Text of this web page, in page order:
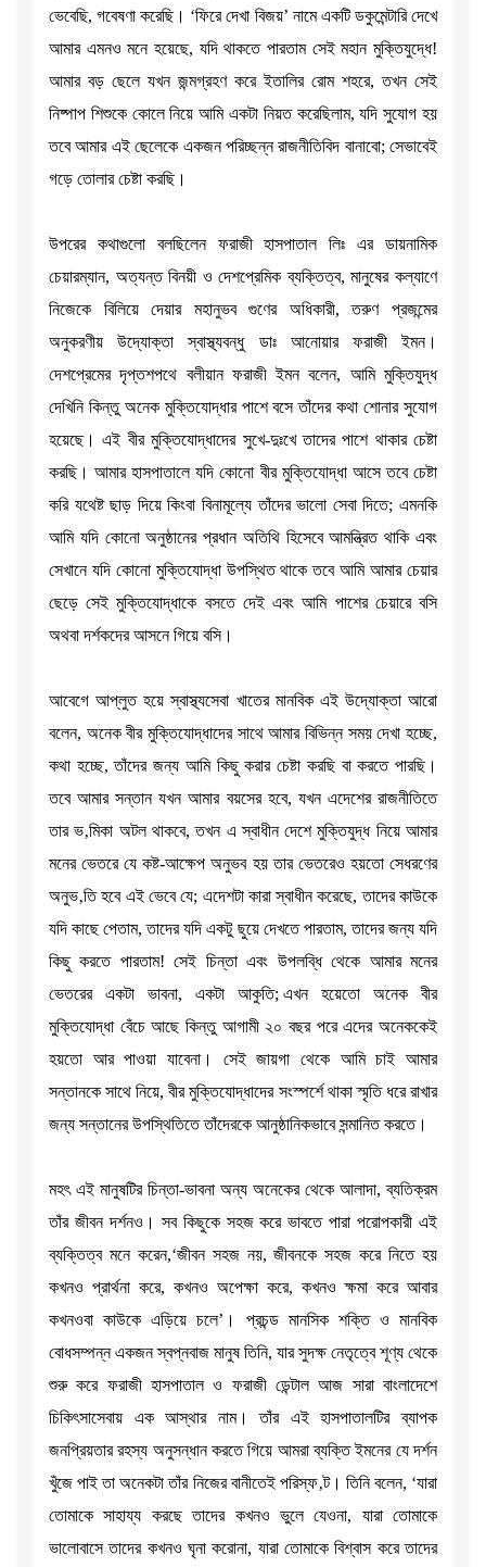
ভেবেছি, গবেষণা করেছি। ‘ফিরে দেখা বিজয়’ নামে একটি ডকুমেন্টারি দেখে
আমার এমনও মনে হয়েছে, যদি থাকতে পারতাম সেই মহান মুক্তিযুদ্ধে!
আমার বড় ছেলে যখন জন্মগ্রহণ করে ইতালির রোম শহরে, তখন সেই
নিষ্পাপ শিশুকে কোলে নিয়ে আমি একটা নিয়ত করেছিলাম, যদি সুযোগ হয়
তবে আমার এই ছেলেকে একজন পরিচ্ছন্ন রাজনীতিবিদ বানাবো; সেভাবেই
গড়ে তোলার চেষ্টা করছি।
উপরের কথাগুলো বলছিলেন ফরাজী হাসপাতাল লিঃ এর ডায়নামিক
চেয়ারম্যান, অত্যন্ত বিনয়ী ও দেশপ্রেমিক ব্যক্তিত্ব, মানুষের কল্যাণে
নিজেকে বিলিয়ে দেয়ার মহানুভব গুণের অধিকারী, তরুণ প্রজন্মের
অনুকরণীয় উদ্যোক্তা স্বাস্থ্যবন্ধু ডাঃ আনোয়ার ফরাজী ইমন।
দেশপ্রেমের দৃপ্তশপথে বলীয়ান ফরাজী ইমন বলেন, আমি মুক্তিযুদ্ধ
দেখিনি কিন্তু অনেক মুক্তিযোদ্ধার পাশে বসে তাঁদের কথা শোনার সুযোগ
হয়েছে। এই বীর মুক্তিযোদ্ধাদের সুখে-দুঃখে তাদের পাশে থাকার চেষ্টা
করছি। আমার হাসপাতালে যদি কোনো বীর মুক্তিযোদ্ধা আসে তবে চেষ্টা
করি যথেষ্ট ছাড় দিয়ে কিংবা বিনামূল্যে তাঁদের ভালো সেবা দিতে; এমনকি
আমি যদি কোনো অনুষ্ঠানের প্রধান অতিথি হিসেবে আমন্ত্রিত থাকি এবং
সেখানে যদি কোনো মুক্তিযোদ্ধা উপস্থিত থাকে তবে আমি আমার চেয়ার
ছেড়ে সেই মুক্তিযোদ্ধাকে বসতে দেই এবং আমি পাশের চেয়ারে বসি
অথবা দর্শকদের আসনে গিয়ে বসি।
আবেগে আপ্লুত হয়ে স্বাস্থ্যসেবা খাতের মানবিক এই উদ্যোক্তা আরো
বলেন, অনেক বীর মুক্তিযোদ্ধাদের সাথে আমার বিভিন্ন সময় দেখা হচ্ছে,
কথা হচ্ছে, তাঁদের জন্য আমি কিছু করার চেষ্টা করছি বা করতে পারছি।
তবে আমার সন্তান যখন আমার বয়সের হবে, যখন এদেশের রাজনীতিতে
তার ভ‚মিকা অটল থাকবে, তখন এ স্বাধীন দেশে মুক্তিযুদ্ধ নিয়ে আমার
মনের ভেতরে যে কষ্ট-আক্ষেপ অনুভব হয় তার ভেতরেও হয়তো সেধরণের
অনুভ‚তি হবে এই ভেবে যে; এদেশটা কারা স্বাধীন করেছে, তাদের কাউকে
যদি কাছে পেতাম, তাদের যদি একটু ছুয়ে দেখতে পারতাম, তাদের জন্য যদি
কিছু করতে পারতাম! সেই চিন্তা এবং উপলব্ধি থেকে আমার মনের
ভেতরের একটা ভাবনা, একটা আকুতি; এখন হয়েতো অনেক বীর
মুক্তিযোদ্ধা বেঁচে আছে কিন্তু আগামী ২০ বছর পরে এদের অনেককেই
হয়তো আর পাওয়া যাবেনা। সেই জায়গা থেকে আমি চাই আমার
সন্তানকে সাথে নিয়ে, বীর মুক্তিযোদ্ধাদের সংস্পর্শে থাকা স্মৃতি ধরে রাখার
জন্য সন্তানের উপস্থিতিতে তাঁদেরকে আনুষ্ঠানিকভাবে সন্মানিত করতে।
মহৎ এই মানুষটির চিন্তা-ভাবনা অন্য অনেকের থেকে আলাদা, ব্যতিক্রম
তাঁর জীবন দর্শনও। সব কিছুকে সহজ করে ভাবতে পারা পরোপকারী এই
ব্যক্তিত্ব মনে করেন,‘জীবন সহজ নয়, জীবনকে সহজ করে নিতে হয়
কখনও প্রার্থনা করে, কখনও অপেক্ষা করে, কখনও ক্ষমা করে আবার
কখনওবা কাউকে এড়িয়ে চলে’। প্রচন্ড মানসিক শক্তি ও মানবিক
বোধসম্পন্ন একজন স্বপ্নবাজ মানুষ তিনি, যার সুদক্ষ নেতৃত্বে শূণ্য থেকে
শুরু করে ফরাজী হাসপাতাল ও ফরাজী ডেন্টাল আজ সারা বাংলাদেশে
চিকিৎসাসেবায় এক আস্থার নাম। তাঁর এই হাসপাতালটির ব্যাপক
জনপ্রিয়তার রহস্য অনুসন্ধান করতে গিয়ে আমরা ব্যক্তি ইমনের যে দর্শন
খুঁজে পাই তা অনেকটা তাঁর নিজের বানীতেই পরিস্ফ‚ট। তিনি বলেন, ‘যারা
তোমাকে সাহায্য করছে তাদের কখনও ভুলে যেওনা, যারা তোমাকে
ভালোবাসে তাদের কখনও ঘৃনা করোনা, যারা তোমাকে বিশ্বাস করে তাদের